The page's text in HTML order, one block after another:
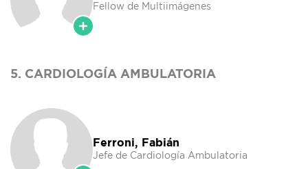
Fellow de Multiimágenes
5. CARDIOLOGÍA AMBULATORIA
Ferroni, Fabián
Jefe de Cardiología Ambulatoria